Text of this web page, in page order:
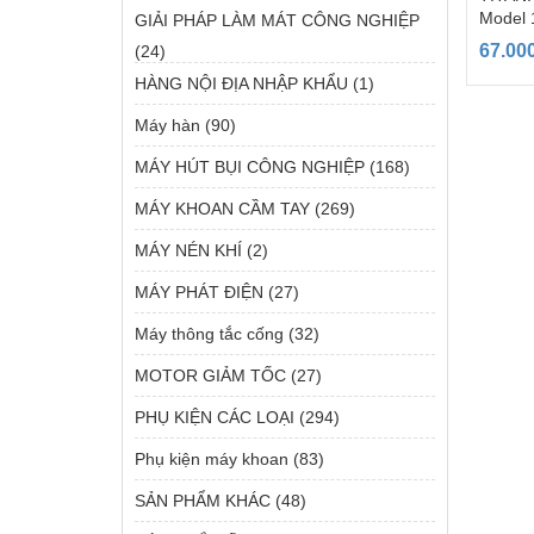
Model
GIẢI PHÁP LÀM MÁT CÔNG NGHIỆP
(24)
HÀNG NỘI ĐỊA NHẬP KHẨU (1)
Máy hàn (90)
MÁY HÚT BỤI CÔNG NGHIỆP (168)
MÁY KHOAN CẦM TAY (269)
MÁY NÉN KHÍ (2)
MÁY PHÁT ĐIỆN (27)
Máy thông tắc cống (32)
MOTOR GIẢM TỐC (27)
PHỤ KIỆN CÁC LOẠI (294)
Phụ kiện máy khoan (83)
SẢN PHẨM KHÁC (48)